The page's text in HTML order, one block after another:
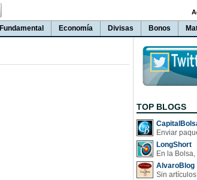
Fundamental Economía Divisas Bonos
TOP BLOGS
LongShort
En la
AlvaroBlog
Sin